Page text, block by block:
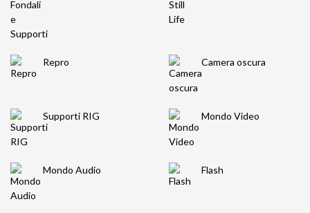
Repro Camera oscura
Supporti RIG Mondo Video
Mondo Audio Flash